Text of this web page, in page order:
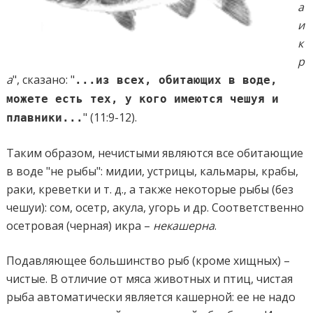
а
и
к
р
а", сказано: " ... из всех, обитающих в воде,
можете есть тех, у кого имеются чешуя и
плавники ..." (11:9-12).
Таким образом, нечистыми являются все обитающие
в воде "не рыбы": мидии, устрицы, кальмары, крабы,
раки, креветки и т. д., а также некоторые рыбы (без
чешуи): сом, осетр, акула, угорь и др. Соответственно
осетровая (черная) икра – некашерна.
Подавляющее большинство рыб (кроме хищных) –
чистые. В отличие от мяса животных и птиц, чистая
рыба автоматически является кашерной: ее не надо